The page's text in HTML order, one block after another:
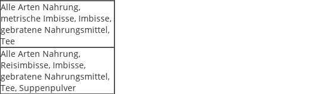
Alle Arten Nahrung,
metrische Imbisse, Imbisse,
gebratene Nahrungsmittel,
Tee
Alle Arten Nahrung,
Reisimbisse, Imbisse,
gebratene Nahrungsmittel,
Tee, Suppenpulver